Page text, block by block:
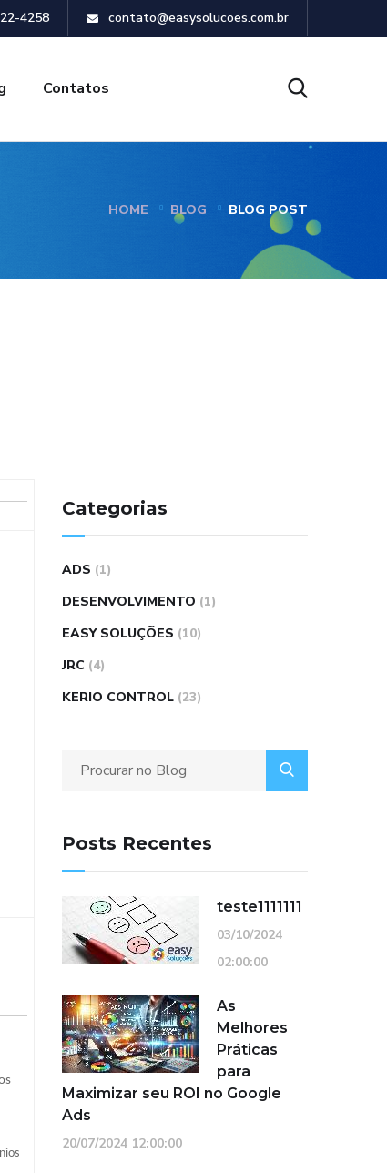
4258 contato@easysolucoes.com.br
Contatos
HOME BLOG BLOG POST
Categorias
ADS (1)
DESENVOLVIMENTO (1)
EASY SOLUÇÕES (10)
JRC (4)
KERIO CONTROL (23)
Posts Recentes
teste1111111
03/10/2024
02:00:00
As
Melhores
Práticas
para
Maximizar seu ROI no Google
Ads
20/07/2024 12:00:00